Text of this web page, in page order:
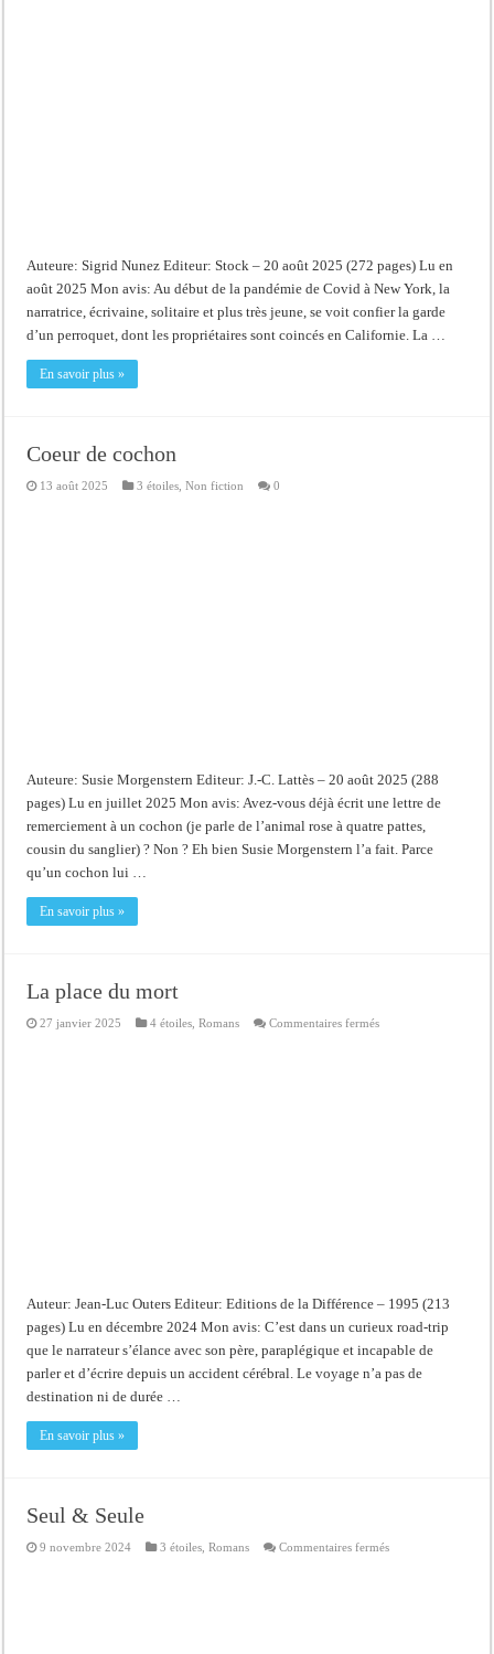
Auteure: Sigrid Nunez Editeur: Stock – 20 août 2025 (272 pages) Lu en
août 2025 Mon avis: Au début de la pandémie de Covid à New York, la
narratrice, écrivaine, solitaire et plus très jeune, se voit confier la garde
d’un perroquet, dont les propriétaires sont coincés en Californie. La …
En savoir plus »
Coeur de cochon
13 août 2025 3 étoiles ,Non fiction 0
Auteure: Susie Morgenstern Editeur: J.-C. Lattès – 20 août 2025 (288
pages) Lu en juillet 2025 Mon avis: Avez-vous déjà écrit une lettre de
remerciement à un cochon (je parle de l’animal rose à quatre pattes,
cousin du sanglier) ? Non ? Eh bien Susie Morgenstern l’a fait. Parce
qu’un cochon lui …
En savoir plus »
La place du mort
27 janvier 2025 4 étoiles ,Romans Commentaires ferméssur
Auteur: Jean-Luc Outers Editeur: Editions de la Différence – 1995 (213
pages) Lu en décembre 2024 Mon avis: C’est dans un curieux road-trip
que le narrateur s’élance avec son père, paraplégique et incapable de
parler et d’écrire depuis un accident cérébral. Le voyage n’a pas de
destination ni de durée …
En savoir plus »
Seul & Seule
9 novembre 2024 3 étoiles ,Romans Commentaires ferméssur